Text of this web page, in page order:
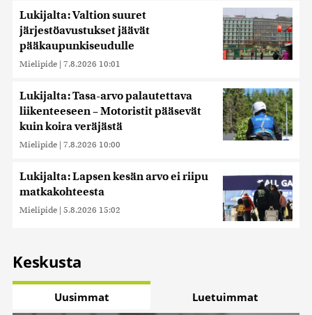
Lukijalta: Valtion suuret
järjestöavustukset jäävät
pääkaupunkiseudulle
Mielipide | 7.8.2026 10:01
Lukijalta: Tasa-arvo palautettava
liikenteeseen – Motoristit pääsevät
kuin koira veräjästä
Mielipide | 7.8.2026 10:00
Lukijalta: Lapsen kesän arvo ei riipu
matkakohteesta
Mielipide | 5.8.2026 15:02
Keskusta
Uusimmat Luetuimmat